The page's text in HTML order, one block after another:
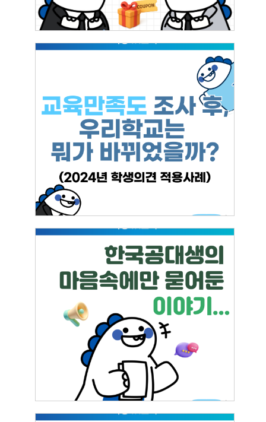
(2024 학생의견 적용사례) 교육만족도 조사
후, 우리학교는 뭐가 바뀌었을까?
2025.07.25 이영원
(학생경험 개별 인터뷰) 한국공대생의 마음
속에만 묻어둔 이야기
2025.07.24 이영원